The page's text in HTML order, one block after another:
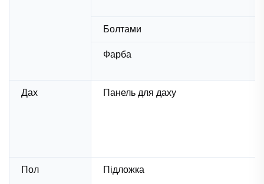
Болтами
Фарба
Дах Панель для даху
Пол Підложка